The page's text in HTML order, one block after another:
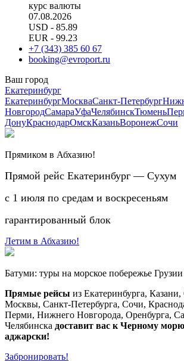
курс валюты
07.08.2026
USD - 85.89
EUR - 99.23
+7 (343) 385 60 67
booking@evroport.ru
Ваш город
Екатеринбург
ЕкатеринбургМоскваСанкт-Петербург
НовгородСамараУфаЧелябинскТюмень
ДонуКраснодарОмскКазаньВоронежСочи
Прямиком в Абхазию!
Прямой рейс Екатеринбург — Сухум
с 1 июля по средам и воскресеньям
гарантированный блок
Летим в Абхазию!
Батуми: туры на морское побережье Грузии
Прямые рейсы из Екатеринбурга,
Москвы, Санкт-Петербурга, Сочи,
Перми, Нижнего Новгорода, Оренбурга,
Челябинска доставит вас к Черному
аджарски!
Забронировать!